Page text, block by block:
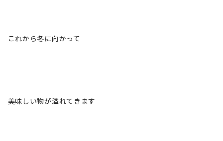
これから冬に向かって
美味しい物が溢れてきます